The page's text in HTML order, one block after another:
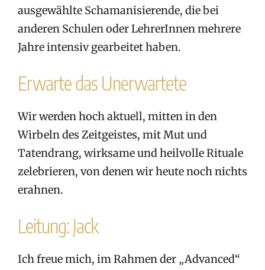
ausgewählte Schamanisierende, die bei
anderen Schulen oder LehrerInnen mehrere
Jahre intensiv gearbeitet haben.
Erwarte das Unerwartete
Wir werden hoch aktuell, mitten in den
Wirbeln des Zeitgeistes, mit Mut und
Tatendrang, wirksame und heilvolle Rituale
zelebrieren, von denen wir heute noch nichts
erahnen.
Leitung­­: Jack
Ich freue mich, im Rahmen der „Advanced“